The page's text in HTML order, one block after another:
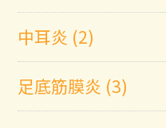
中耳炎 (2)
足底筋膜炎 (3)